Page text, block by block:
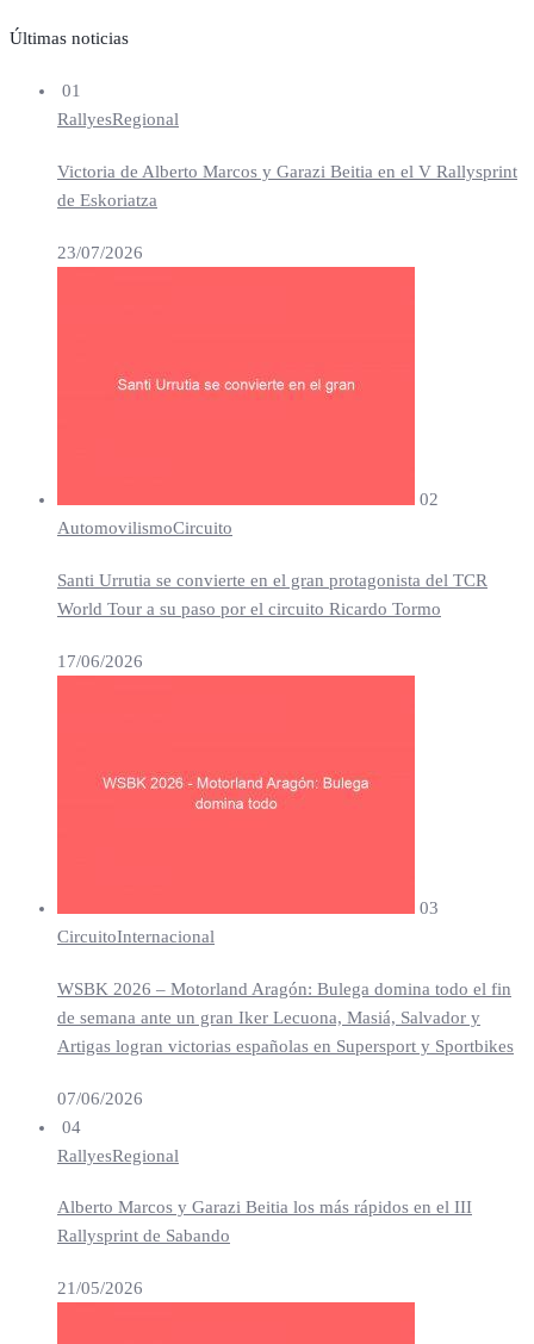
Últimas noticias
01
RallyesRegional
Victoria de Alberto Marcos y Garazi Beitia en el V Rallysprint
de Eskoriatza
23/07/2026
02
AutomovilismoCircuito
Santi Urrutia se convierte en el gran protagonista del TCR
World Tour a su paso por el circuito Ricardo Tormo
17/06/2026
03
CircuitoInternacional
WSBK 2026 – Motorland Aragón: Bulega domina todo el fin
de semana ante un gran Iker Lecuona, Masiá, Salvador y
Artigas logran victorias españolas en Supersport y Sportbikes
07/06/2026
04
RallyesRegional
Alberto Marcos y Garazi Beitia los más rápidos en el III
Rallysprint de Sabando
21/05/2026